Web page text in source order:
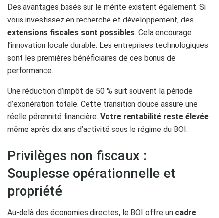
Des avantages basés sur le mérite existent également. Si
vous investissez en recherche et développement, des
extensions fiscales sont possibles. Cela encourage
l’innovation locale durable. Les entreprises technologiques
sont les premières bénéficiaires de ces bonus de
performance.
Une réduction d’impôt de 50 % suit souvent la période
d’exonération totale. Cette transition douce assure une
réelle pérennité financière. Votre rentabilité reste élevée
même après dix ans d’activité sous le régime du BOI.
Privilèges non fiscaux :
Souplesse opérationnelle et
propriété
Au-delà des économies directes, le BOI offre un cadre